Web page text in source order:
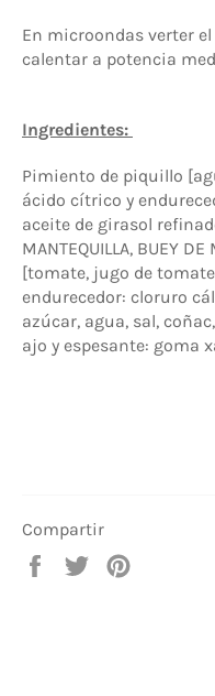
En microondas verter
calentar a potencia
Ingredientes:
Pimiento de piquillo
ácido cítrico y
aceite de girasol
MANTEQUILLA, BUEY
[tomate, jugo de
endurecedor: cloruro
azúcar, agua, sal,
ajo y espesante: goma
Compartir
Compartir
Tuitear